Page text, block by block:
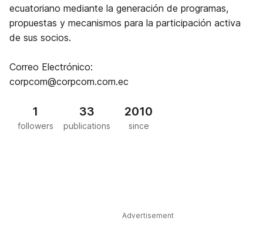
ecuatoriano mediante la generación de programas,
propuestas y mecanismos para la participación activa
de sus socios.
Correo Electrónico:
corpcom@corpcom.com.ec
1
followers
33
publications
2010
since
Advertisement